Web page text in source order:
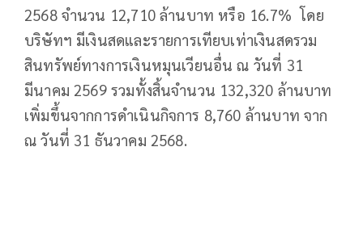
2568 จำนวน 12,710 ล้านบาท หรือ 16.7% โดย
บริษัทฯ มีเงินสดและรายการเทียบเท่าเงินสดรวม
สินทรัพย์ทางการเงินหมุนเวียนอื่น ณ วันที่ 31
มีนาคม 2569 รวมทั้งสิ้นจำนวน 132,320 ล้านบาท
เพิ่มขึ้นจากการดำเนินกิจการ 8,760 ล้านบาท จาก
ณ วันที่ 31 ธันวาคม 2568.